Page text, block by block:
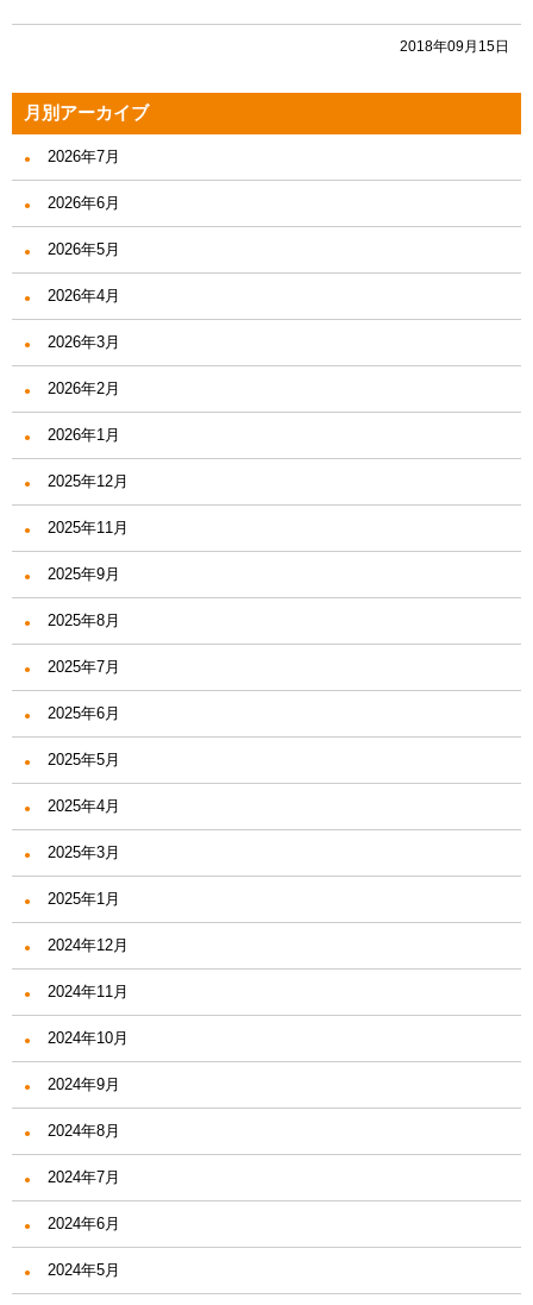
2018年09月15日
月別アーカイブ
2026年7月
2026年6月
2026年5月
2026年4月
2026年3月
2026年2月
2026年1月
2025年12月
2025年11月
2025年9月
2025年8月
2025年7月
2025年6月
2025年5月
2025年4月
2025年3月
2025年1月
2024年12月
2024年11月
2024年10月
2024年9月
2024年8月
2024年7月
2024年6月
2024年5月